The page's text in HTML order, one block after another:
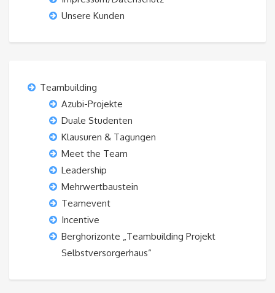
Unsere Kunden
Teambuilding
Azubi-Projekte
Duale Studenten
Klausuren & Tagungen
Meet the Team
Leadership
Mehrwertbaustein
Teamevent
Incentive
Berghorizonte „Teambuilding Projekt
Selbstversorgerhaus“